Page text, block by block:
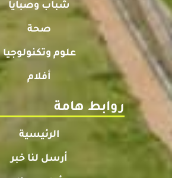
شباب وصبايا
صحة
علوم وتكنولوجيا
أفلام
روابط هامة
الرئيسية
أرسل لنا خبر